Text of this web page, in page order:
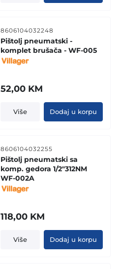
8606104032248
Pištolj pneumatski -
komplet brušača - WF-005
52,00 KM
Više Dodaj u korpu
8606104032255
Pištolj pneumatski sa
komp. gedora 1/2"312NM
WF-002A
118,00 KM
Više Dodaj u korpu